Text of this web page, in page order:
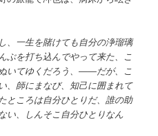
、一生を賭けても自分の浄瑠璃
ぶを打ち込んでやって来た、こ
いてゆくだろう、――だが、こ
、師にまなび、知己に囲まれて
ところは自分ひとりだ、誰の助
い、しんそこ自分ひとりなん